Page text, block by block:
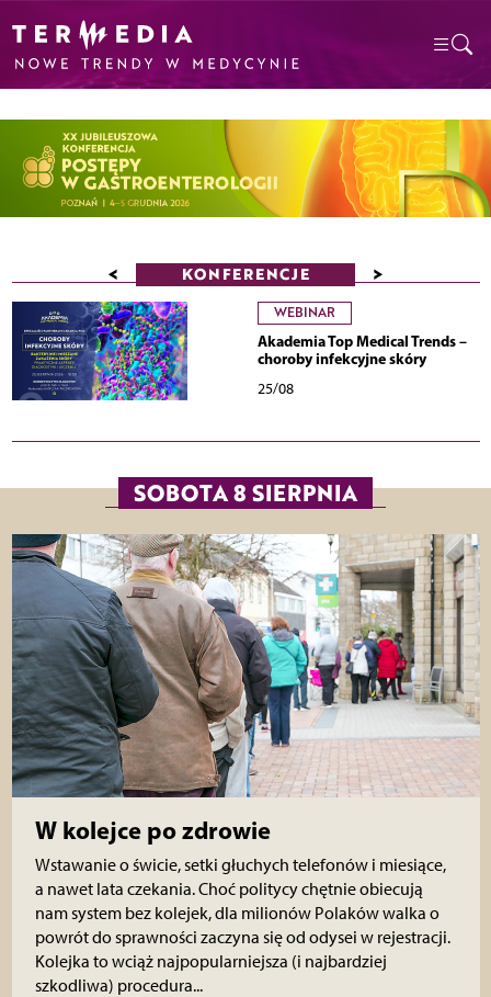
< KONFERENCJE >
WEBINAR
Akademia Top Medical Trends –
choroby infekcyjne skóry
25/08
SOBOTA 8 SIERPNIA
W kolejce po zdrowie
Wstawanie o świcie, setki głuchych telefonów i miesiące,
a nawet lata czekania. Choć politycy chętnie obiecują
nam system bez kolejek, dla milionów Polaków walka o
powrót do sprawności zaczyna się od odysei w rejestracji.
Kolejka to wciąż najpopularniejsza (i najbardziej
szkodliwa) procedura...